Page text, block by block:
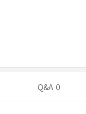
Q&A 0